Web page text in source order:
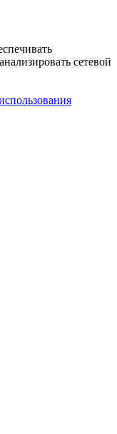
сетевой